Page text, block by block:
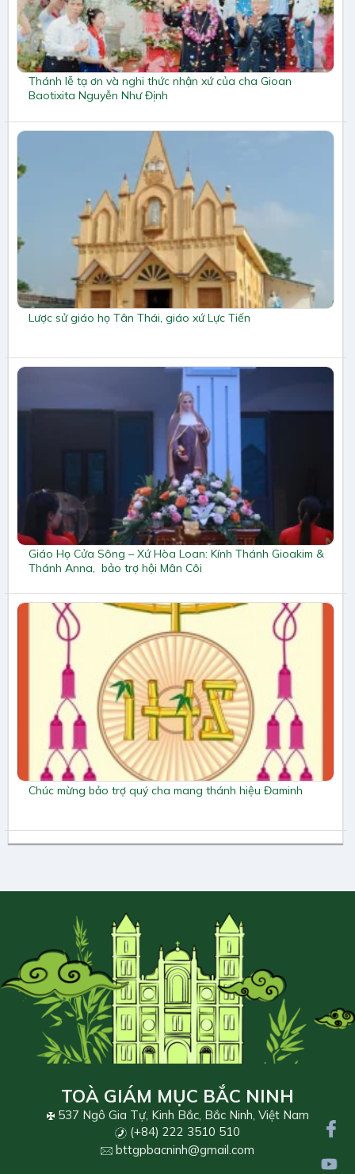
Thánh lễ tạ ơn và nghi thức nhận xứ của cha Gioan
Baotixita Nguyễn Như Định
Lược sử giáo họ Tân Thái, giáo xứ Lực Tiến
Giáo Họ Cửa Sông – Xứ Hòa Loan: Kính Thánh Gioakim &
Thánh Anna, bảo trợ hội Mân Côi
Chúc mừng bảo trợ quý cha mang thánh hiệu Đaminh
TOÀ GIÁM MỤC BẮC NINH
537 Ngô Gia Tự, Kinh Bắc, Bắc Ninh, Việt Nam
(+84) 222 3510 510
bttgpbacninh@gmail.com